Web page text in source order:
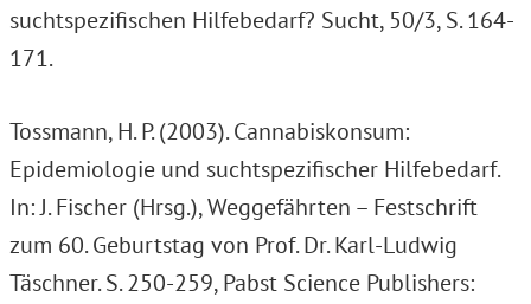
suchtspezifischen Hilfebedarf? Sucht, 50/3, S. 164-
171.
Tossmann, H. P. (2003). Cannabiskonsum:
Epidemiologie und suchtspezifischer Hilfebedarf.
In: J. Fischer (Hrsg.), Weggefährten – Festschrift
zum 60. Geburtstag von Prof. Dr. Karl-Ludwig
Täschner. S. 250-259, Pabst Science Publishers: